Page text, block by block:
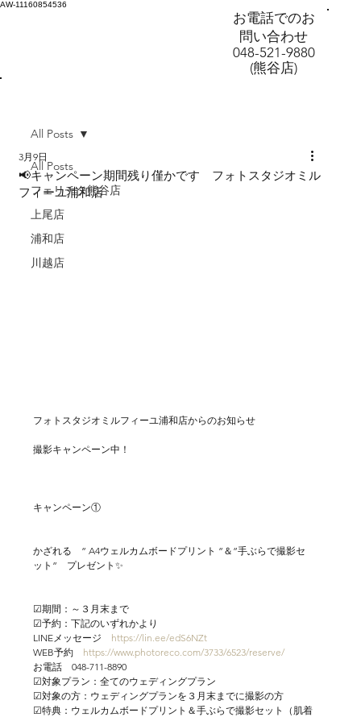
AW-11160854536
お電話でのお
問い合わせ
048-521-9880
(熊谷店)
All Posts
フェリチタ熊谷店
上尾店
浦和店
川越店
All Posts
📢キャンペーン期間残り僅かです フォトスタジオミル
フィーユ浦和店
3月9日
フォトスタジオミルフィーユ浦和店からのお知らせ
撮影キャンペーン中！
キャンペーン①
かざれる　” A4ウェルカムボードプリント ”＆”手ぶらで撮影セ
ット”　プレゼント✨
☑期間：～３月末まで
☑予約：下記のいずれかより
LINEメッセージ https://lin.ee/edS6NZt
WEB予約 https://www.photoreco.com/3733/6523/reserve/
お電話　048-711-8890
☑対象プラン：全てのウェディングプラン
☑対象の方：ウェディングプランを３月末までに撮影の方
☑特典：ウェルカムボードプリント＆手ぶらで撮影セット（肌着